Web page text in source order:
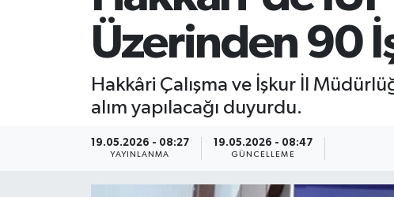
Üzerinden 90
Hakkâri Çalışma ve İşkur İl
alım yapılacağı duyurdu.
19.05.2026 - 08:27
YAYINLANMA
19.05.2026 - 08:47
GÜNCELLEME
Van Rehberi
Etkinlikler
Hakkımda
Süper Lig Puan Durumu ve Fikstür
Tüm Manşetler
Son Dakika Haberleri
Haber Arşivi